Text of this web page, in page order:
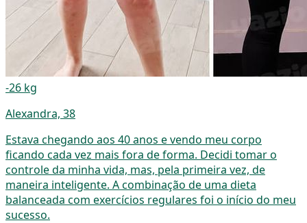
-26 kg
Alexandra, 38
Estava chegando aos 40 anos e vendo meu corpo
ficando cada vez mais fora de forma. Decidi tomar o
controle da minha vida, mas, pela primeira vez, de
maneira inteligente. A combinação de uma dieta
balanceada com exercícios regulares foi o início do meu
sucesso.